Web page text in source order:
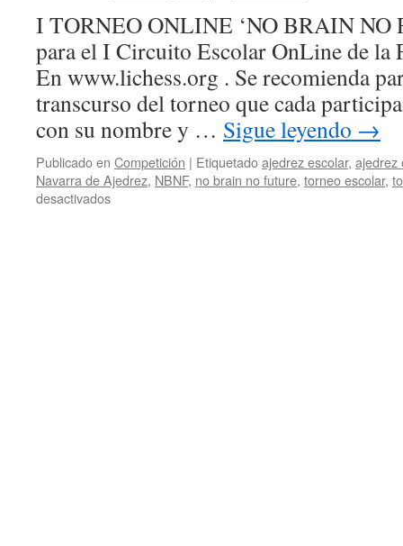
I TORNEO ONLINE ‘NO BRAIN NO
para el I Circuito Escolar OnLine de
En www.lichess.org . Se recomienda
transcurso del torneo que cada
con su nombre y … Sigue leyendo →
Publicado en Competición | Etiquetadoajedrez escolar, ajedrez
Navarra de Ajedrez, NBNF, no brain no future, torneo escolar,
desactivadosen